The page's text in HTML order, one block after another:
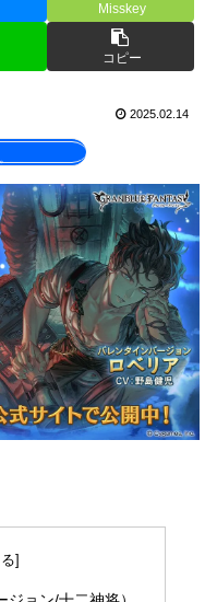
Misskey
コピー
2025.02.14